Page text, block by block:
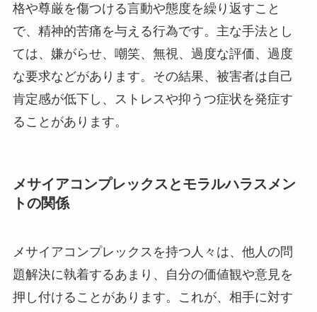
格や尊厳を傷つける言動や態度を繰り返すこと
で、精神的苦痛を与える行為です。主な手法とし
ては、嫌がらせ、嘲笑、無視、過度な評価、過度
な要求などがあります。その結果、被害者は自己
肯定感が低下し、ストレスや抑うつ症状を発症す
ることがあります。
メサイアコンプレックスとモラルハラスメン
トの関係
メサイアコンプレックスを持つ人々は、他人の問
題解決に執着するあまり、自分の価値観や意見を
押し付けることがあります。これが、相手に対す